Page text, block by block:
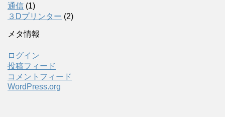
通信 (1)
３Dプリンター (2)
メタ情報
ログイン
投稿フィード
コメントフィード
WordPress.org